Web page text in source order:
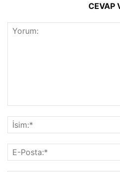
CEVAP